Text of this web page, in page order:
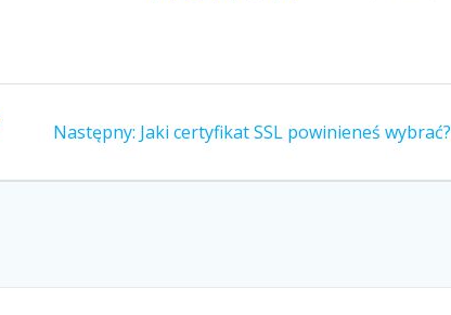
Następny: Następny
Jaki certyfikat SSL powinieneś wybrać?